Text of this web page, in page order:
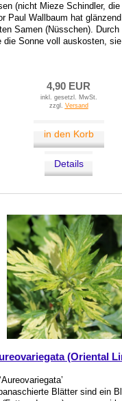
(nicht Mieze Schindler,
Paul Wallbaum hat
Samen (Nüsschen).
die Sonne voll auskosten,
4,90 EUR
inkl. gesetzl. MwSt.
zzgl. Versand
in den Korb
Details
(Oriental
Blätter sind ein